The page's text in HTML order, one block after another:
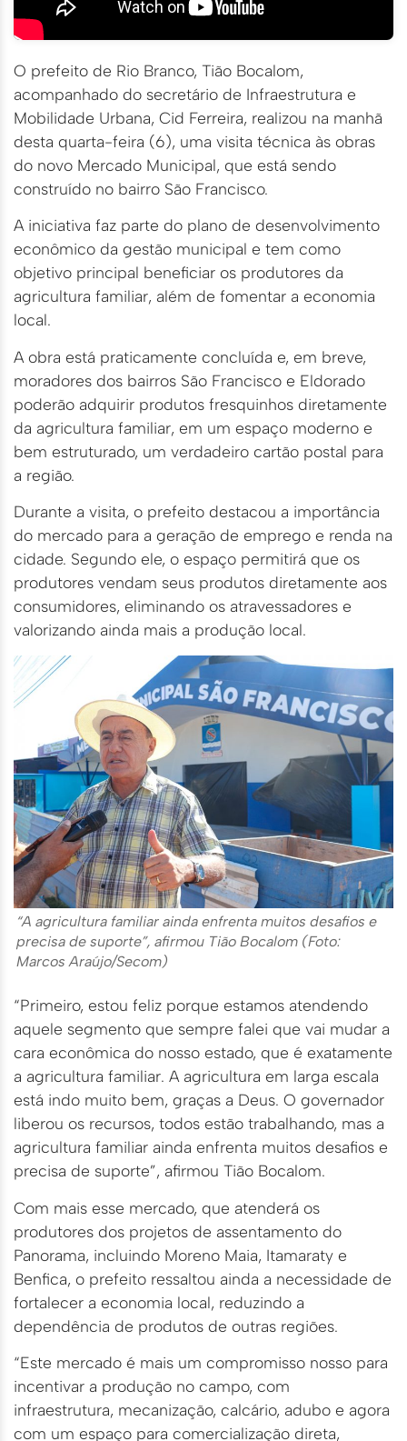
O prefeito de Rio Branco, Tião Bocalom,
acompanhado do secretário de Infraestrutura e
Mobilidade Urbana, Cid Ferreira, realizou na manhã
desta quarta-feira (6), uma visita técnica às obras
do novo Mercado Municipal, que está sendo
construído no bairro São Francisco.
A iniciativa faz parte do plano de desenvolvimento
econômico da gestão municipal e tem como
objetivo principal beneficiar os produtores da
agricultura familiar, além de fomentar a economia
local.
A obra está praticamente concluída e, em breve,
moradores dos bairros São Francisco e Eldorado
poderão adquirir produtos fresquinhos diretamente
da agricultura familiar, em um espaço moderno e
bem estruturado, um verdadeiro cartão postal para
a região.
Durante a visita, o prefeito destacou a importância
do mercado para a geração de emprego e renda na
cidade. Segundo ele, o espaço permitirá que os
produtores vendam seus produtos diretamente aos
consumidores, eliminando os atravessadores e
valorizando ainda mais a produção local.
“A agricultura familiar ainda enfrenta muitos desafios e
precisa de suporte”, afirmou Tião Bocalom (Foto:
Marcos Araújo/Secom)
“Primeiro, estou feliz porque estamos atendendo
aquele segmento que sempre falei que vai mudar a
cara econômica do nosso estado, que é exatamente
a agricultura familiar. A agricultura em larga escala
está indo muito bem, graças a Deus. O governador
liberou os recursos, todos estão trabalhando, mas a
agricultura familiar ainda enfrenta muitos desafios e
precisa de suporte”, afirmou Tião Bocalom.
Com mais esse mercado, que atenderá os
produtores dos projetos de assentamento do
Panorama, incluindo Moreno Maia, Itamaraty e
Benfica, o prefeito ressaltou ainda a necessidade de
fortalecer a economia local, reduzindo a
dependência de produtos de outras regiões.
“Este mercado é mais um compromisso nosso para
incentivar a produção no campo, com
infraestrutura, mecanização, calcário, adubo e agora
com um espaço para comercialização direta,